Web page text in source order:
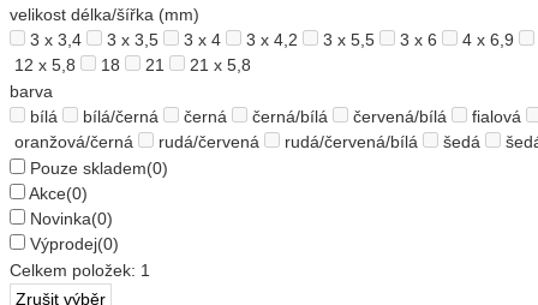
velikost délka/šířka (mm)
3 x 3,4
3 x 3,5 3 x 4 3 x 4,2 3 x 5,5 3 x 6
4 x 6,9
12 x 5,8
18 21
21 x 5,8
barva
bílá
bílá/černá černá černá/bílá červená/bílá
fialová
oranžová/černá
rudá/červená rudá/červená/bílá šedá
Pouze skladem(0)
Akce(0)
Novinka(0)
Výprodej(0)
Celkem položek: 1